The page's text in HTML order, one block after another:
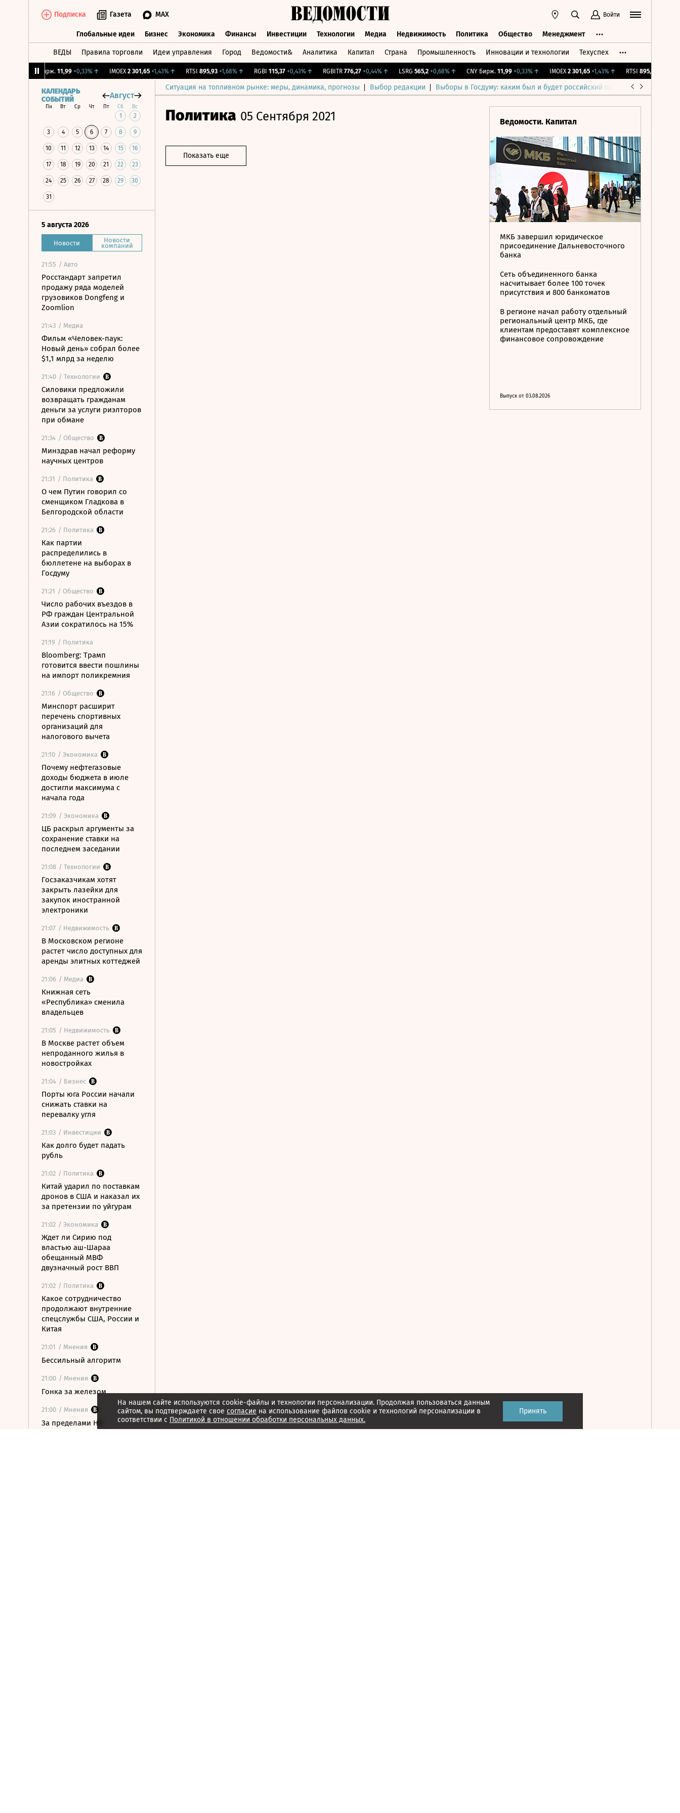
Подписка Газета MAX Войти
Глобальные идеи Бизнес Экономика Финансы Инвестиции Технологии Медиа Недвижимость Политика Общество Менеджмент
ВЕДЫ Правила торговли Идеи управления Город Ведомости& Аналитика Капитал Страна Промышленность Инновации и технологии Техуспех
CNY Бирж. 11,99 +0,33%↑ IMOEX 2 301,65 +1,43%↑ RTSI 895,93 +1,68%↑ RGBI 115,37 +0,43%↑ RGBITR 776,27 +0,44%↑ LSRG 565,2 +0,68%↑ CNY Бирж. 11,99 +0,33%↑ IMOEX 2 301,65 +1,43%↑ RTSI 895,93 +1,68%
Ситуация на топливном рынке: меры, динамика, прогнозы Выбор редакции Выборы в Госдуму: каким был и будет российский парламент
КАЛЕНДАРЬ
СОБЫТИЙ
Август
Пн Вт Ср Чт Пт Сб Вс
1 2
3 4 5 6 7 8 9
10 11 12 13 14 15 16
17 18 19 20 21 22 23
24 25 26 27 28 29 30
31
5 августа 2026
Новости Новости
компаний
21:55 / Авто
Росстандарт запретил
продажу ряда моделей
грузовиков Dongfeng и
Zoomlion
21:43 / Медиа
Фильм «Человек-паук:
Новый день» собрал более
$1,1 млрд за неделю
21:40 / Технологии
Силовики предложили
возвращать гражданам
деньги за услуги риэлторов
при обмане
21:34 / Общество
Минздрав начал реформу
научных центров
21:31 / Политика
О чем Путин говорил со
сменщиком Гладкова в
Белгородской области
21:26 / Политика
Как партии
распределились в
бюллетене на выборах в
Госдуму
21:21 / Общество
Число рабочих въездов в
РФ граждан Центральной
Азии сократилось на 15%
21:19 / Политика
Bloomberg: Трамп
готовится ввести пошлины
на импорт поликремния
21:16 / Общество
Минспорт расширит
перечень спортивных
организаций для
налогового вычета
21:10 / Экономика
Почему нефтегазовые
доходы бюджета в июле
достигли максимума с
начала года
21:09 / Экономика
ЦБ раскрыл аргументы за
сохранение ставки на
последнем заседании
21:08 / Технологии
Госзаказчикам хотят
закрыть лазейки для
закупок иностранной
электроники
21:07 / Недвижимость
В Московском регионе
растет число доступных для
аренды элитных коттеджей
21:06 / Медиа
Книжная сеть
«Республика» сменила
владельцев
21:05 / Недвижимость
В Москве растет объем
непроданного жилья в
новостройках
21:04 / Бизнес
Порты юга России начали
снижать ставки на
перевалку угля
21:03 / Инвестиции
Как долго будет падать
рубль
21:02 / Политика
Китай ударил по поставкам
дронов в США и наказал их
за претензии по уйгурам
21:02 / Экономика
Ждет ли Сирию под
властью аш-Шараа
обещанный МВФ
двузначный рост ВВП
21:02 / Политика
Какое сотрудничество
продолжают внутренние
спецслужбы США, России и
Китая
21:01 / Мнения
Бессильный алгоритм
21:00 / Мнения
Гонка за железом
21:00 / Мнения
За пределами HR
Политика 05 Сентября 2021
Показать еще
Ведомости. Капитал
МКБ завершил юридическое
присоединение Дальневосточного
банка
Сеть объединенного банка
насчитывает более 100 точек
присутствия и 800 банкоматов
В регионе начал работу отдельный
региональный центр МКБ, где
клиентам предоставят комплексное
финансовое сопровождение
Выпуск от 03.08.2026
На нашем сайте используются cookie-файлы и технологии персонализации. Продолжая пользоваться данным
сайтом, вы подтверждаете свое согласие на использование файлов cookie и технологий персонализации в
соответствии с Политикой в отношении обработки персональных данных.
Принять